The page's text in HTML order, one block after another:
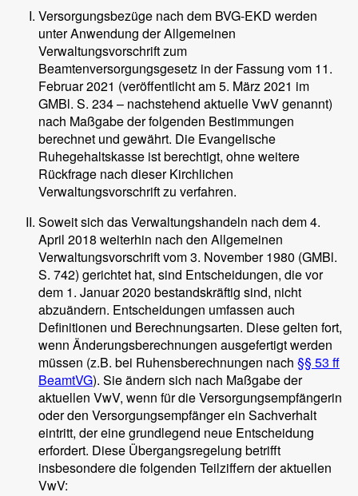
Versorgungsbezüge nach dem BVG-EKD werden
unter Anwendung der Allgemeinen
Verwaltungsvorschrift zum
Beamtenversorgungsgesetz in der Fassung vom 11.
Februar 2021 (veröffentlicht am 5. März 2021 im
GMBl. S. 234 – nachstehend aktuelle VwV genannt)
nach Maßgabe der folgenden Bestimmungen
berechnet und gewährt. Die Evangelische
Ruhegehaltskasse ist berechtigt, ohne weitere
Rückfrage nach dieser Kirchlichen
Verwaltungsvorschrift zu verfahren.
Soweit sich das Verwaltungshandeln nach dem 4.
April 2018 weiterhin nach den Allgemeinen
Verwaltungsvorschrift vom 3. November 1980 (GMBl.
S. 742) gerichtet hat, sind Entscheidungen, die vor
dem 1. Januar 2020 bestandskräftig sind, nicht
abzuändern. Entscheidungen umfassen auch
Definitionen und Berechnungsarten. Diese gelten fort,
wenn Änderungsberechnungen ausgefertigt werden
müssen (z.B. bei Ruhensberechnungen nach §§ 53 ff
BeamtVG). Sie ändern sich nach Maßgabe der
aktuellen VwV, wenn für die Versorgungsempfängerin
oder den Versorgungsempfänger ein Sachverhalt
eintritt, der eine grundlegend neue Entscheidung
erfordert. Diese Übergangsregelung betrifft
insbesondere die folgenden Teilziffern der aktuellen
VwV: